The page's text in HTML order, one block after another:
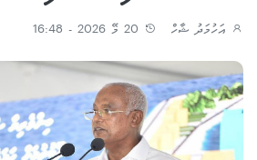
އަހުމަދު ޝާހް